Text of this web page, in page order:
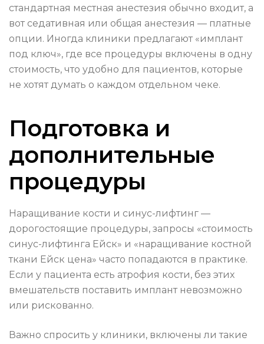
стандартная местная анестезия обычно входит, а
вот седативная или общая анестезия — платные
опции. Иногда клиники предлагают «имплант
под ключ», где все процедуры включены в одну
стоимость, что удобно для пациентов, которые
не хотят думать о каждом отдельном чеке.
Подготовка и
дополнительные
процедуры
Наращивание кости и синус-лифтинг —
дорогостоящие процедуры, запросы «стоимость
синус-лифтинга Ейск» и «наращивание костной
ткани Ейск цена» часто попадаются в практике.
Если у пациента есть атрофия кости, без этих
вмешательств поставить имплант невозможно
или рискованно.
Важно спросить у клиники, включены ли такие